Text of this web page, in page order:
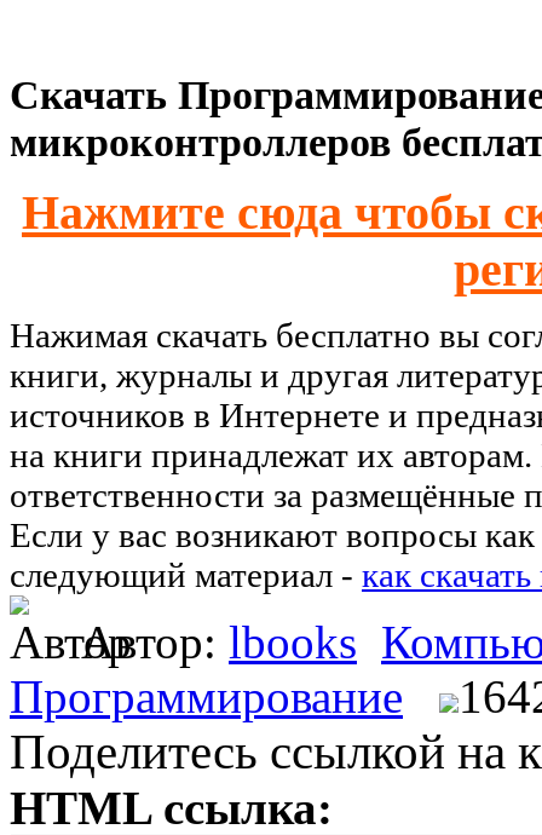
Скачать
микроконтроллеров
Нажмите сюда чтобы
Нажимая скачать бесплатно вы
книги, журналы и другая
источников в Интернете и
на книги принадлежат их
ответственности за размещённые
Если у вас возникают вопросы как
следующий материал - как
Автор: lbooks
Программирование
Поделитесь ссылкой на
HTML ссылка: